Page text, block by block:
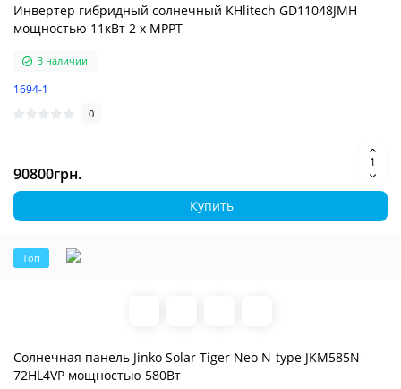
Инвертер гибридный солнечный KHlitech GD11048JMH
мощностью 11кВт 2 x MPPT
В наличии
1694-1
0
90800грн.
Купить
Топ
Солнечная панель Jinko Solar Tiger Neo N-type JKM585N-
72HL4VP мощностью 580Вт